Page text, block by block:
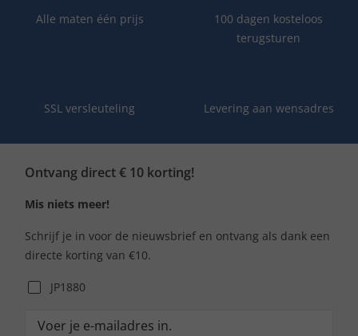
Alle maten één prijs
100 dagen kosteloos
terugsturen
SSL versleuteling Levering aan wensadres
Ontvang direct € 10 korting!
Mis niets meer!
Schrijf je in voor de nieuwsbrief en ontvang als dank een
directe korting van €10.
JP1880